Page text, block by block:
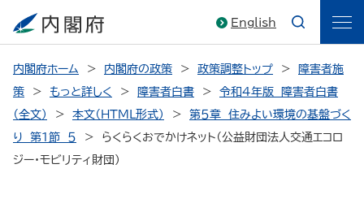
English
内閣府ホーム 内閣府の政策 政策調整トップ
障害者施
策
もっと詳しく 障害者白書
令和４年版 障害者白書
（全文）
本文（HTML形式）
第５章 住みよい環境の基盤づく
り 第１節 ５
らくらくおでかけネット（公益財団法人交通エコロ
ジー・モビリティ財団）